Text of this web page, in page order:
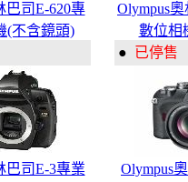
巴司E-620專
(不含鏡頭)
Olympus
數位相
● 已停售
巴司E-3專業
Olympus